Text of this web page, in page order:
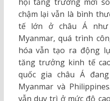
chậm lại vẫn là bình
tế lớn ở châu Á
Myanmar, quá trình
hóa vẫn tạo ra động
tăng trưởng kinh tế
quốc gia châu Á
Myanmar và
vẫn duy trì ở mức độ